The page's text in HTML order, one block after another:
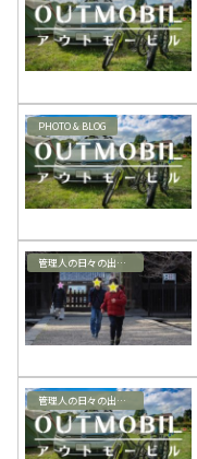
PHOTO & BLOG
管理人の日々の出来事
管理人の日々の出来事